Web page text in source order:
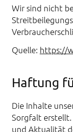
Wir sind nicht
Quelle: https://
Haftung
Die Inhalte
Sorgfalt
und Aktualität